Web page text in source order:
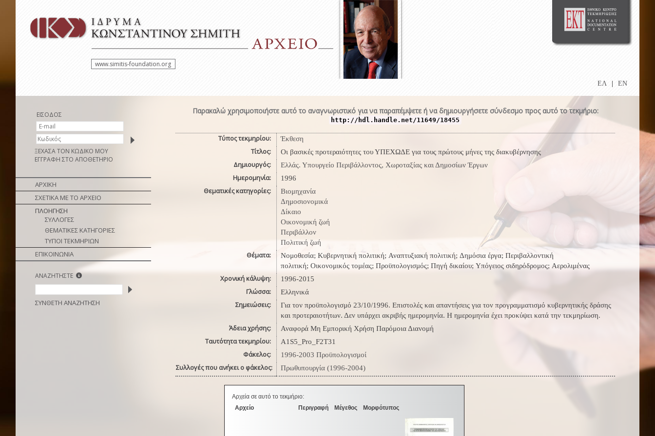
www.simitis-foundation.org
ΕΛ EN
ΕΙΣΟΔΟΣ
ΞΕΧΑΣΑ ΤΟΝ ΚΩΔΙΚΟ ΜΟΥ
ΕΓΓΡΑΦΗ ΣΤΟ ΑΠΟΘΕΤΗΡΙΟ
ΑΡΧΙΚΗ
ΣΧΕΤΙΚΑ ΜΕ ΤΟ ΑΡΧΕΙΟ
ΠΛΟΗΓΗΣΗ
ΣΥΛΛΟΓΕΣ
ΘΕΜΑΤΙΚΕΣ ΚΑΤΗΓΟΡΙΕΣ
ΤΥΠΟΙ ΤΕΚΜΗΡΙΩΝ
ΕΠΙΚΟΙΝΩΝΙΑ
ΑΝΑΖΗΤΗΣΤΕ
ΣΥΝΘΕΤΗ ΑΝΑΖΗΤΗΣΗ
Παρακαλώ χρησιμοποιήστε αυτό το αναγνωριστικό για να παραπέμψετε ή να δημιουργήσετε σύνδεσμο προς αυτό το τεκμήριο:
http://hdl.handle.net/11649/18455
Τύπος τεκμηρίου: Έκθεση
Τίτλος: Οι βασικές προτεραιότητες του ΥΠΕΧΩΔΕ για τους πρώτους μήνες της διακυβέρνησης
Δημιουργός: Ελλάς. Υπουργείο Περιβάλλοντος, Χωροταξίας και Δημοσίων Έργων
Ημερομηνία: 1996
Θεματικές κατηγορίες:
Βιομηχανία
Δημοσιονομικά
Δίκαιο
Οικονομική ζωή
Περιβάλλον
Πολιτική ζωή
Θέματα:
Νομοθεσία; Κυβερνητική πολιτική; Αναπτυξιακή πολιτική; Δημόσια έργα; Περιβαλλοντική
πολιτική; Οικονομικός τομέας; Προϋπολογισμός; Πηγή δικαίου; Υπόγειος σιδηρόδρομος; Αερολιμένας
Χρονική κάλυψη: 1996-2015
Γλώσσα: Ελληνικά
Σημειώσεις:
Για τον προϋπολογισμό 23/10/1996. Επιστολές και απαντήσεις για τον προγραμματισμό κυβερνητικής δράσης
και προτεραιοτήτων. Δεν υπάρχει ακριβής ημερομηνία. Η ημερομηνία έχει προκύψει κατά την τεκμηρίωση.
Άδεια χρήσης: Αναφορά Μη Εμπορική Χρήση Παρόμοια Διανομή
Ταυτότητα τεκμηρίου: A1S5_Pro_F2T31
Φάκελος: 1996-2003 Προϋπολογισμοί
Συλλογές που ανήκει ο φάκελος: Πρωθυπουργία (1996-2004)
Αρχεία σε αυτό το τεκμήριο:
Αρχείο
Περιγραφή Μέγεθος Μορφότυπος